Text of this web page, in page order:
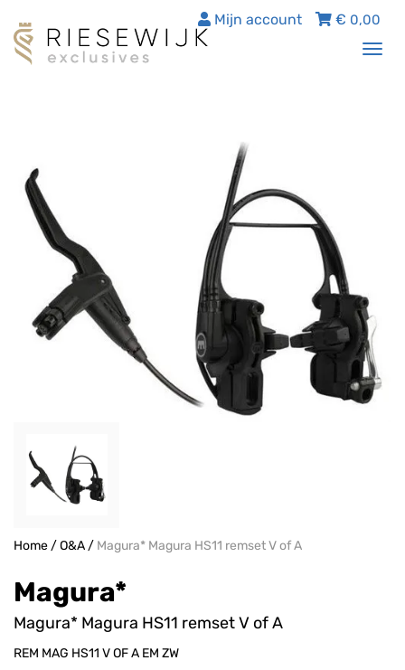
€ 0,00
Mijn account
Home/O&A/ Magura* Magura HS11 remset V of A
Magura*
Magura* Magura HS11 remset V of A
REM MAG HS11 V OF A EM ZW